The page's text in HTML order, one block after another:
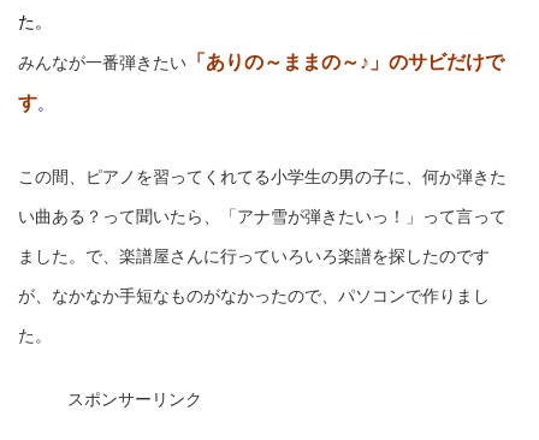
た。
みんなが一番弾きたい 「ありの～ままの～♪」のサビだけで
す。
この間、ピアノを習ってくれてる小学生の男の子に、何か弾きた
い曲ある？って聞いたら、「アナ雪が弾きたいっ！」って言って
ました。で、楽譜屋さんに行っていろいろ楽譜を探したのです
が、なかなか手短なものがなかったので、パソコンで作りまし
た。
スポンサーリンク